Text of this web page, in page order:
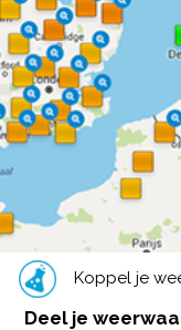
Koppel je
Deel je